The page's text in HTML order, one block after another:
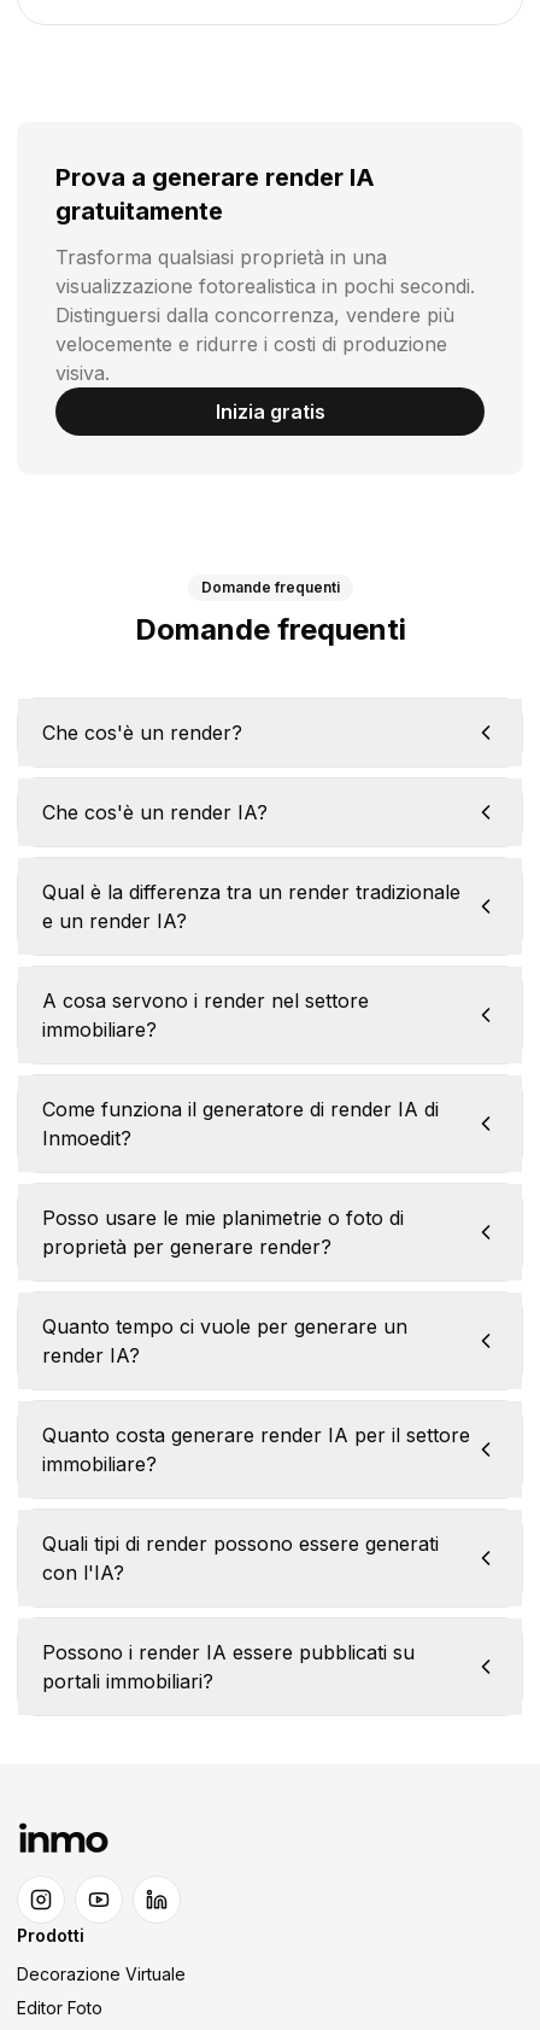
Prova a generare render IA
gratuitamente
Trasforma qualsiasi proprietà in una
visualizzazione fotorealistica in pochi secondi.
Distinguersi dalla concorrenza, vendere più
velocemente e ridurre i costi di produzione
visiva.
Inizia gratis
Domande frequenti
Domande frequenti
Che cos'è un render?
Che cos'è un render IA?
Qual è la differenza tra un render tradizionale
e un render IA?
A cosa servono i render nel settore
immobiliare?
Come funziona il generatore di render IA di
Inmoedit?
Posso usare le mie planimetrie o foto di
proprietà per generare render?
Quanto tempo ci vuole per generare un
render IA?
Quanto costa generare render IA per il settore
immobiliare?
Quali tipi di render possono essere generati
con l'IA?
Possono i render IA essere pubblicati su
portali immobiliari?
Prodotti
Decorazione Virtuale
Editor Foto